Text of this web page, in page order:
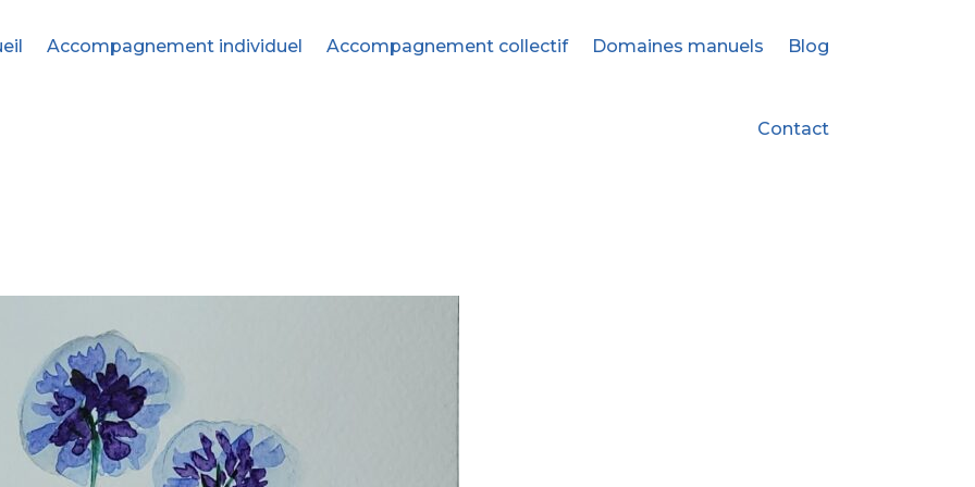
Accompagnement individuel Accompagnement collectif Domaines manuels Blog
Contact